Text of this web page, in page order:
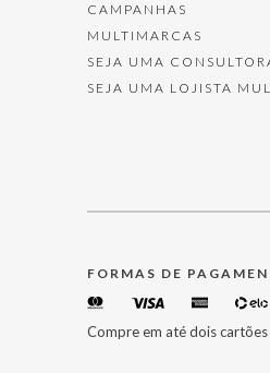
CAMPANHAS
MULTIMARCAS
SEJA UMA
SEJA UMA LOJISTA
FORMAS DE
Compre em até dois